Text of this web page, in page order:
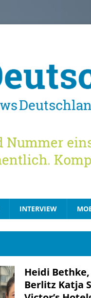
INTERVIEW
Heidi
Berlitz Katja